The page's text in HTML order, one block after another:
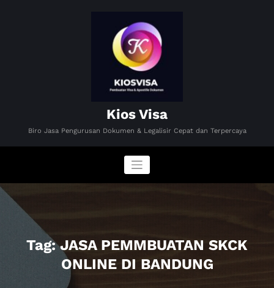
Kios Visa
Biro Jasa Pengurusan Dokumen & Legalisir Cepat dan Terpercaya
Tag: JASA PEMMBUATAN SKCK
ONLINE DI BANDUNG